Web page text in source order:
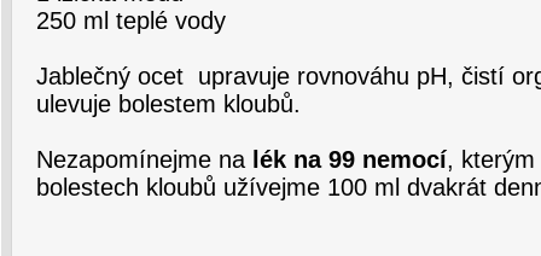
250 ml teplé vody
Jablečný ocet upravuje rovnováhu pH, čistí
ulevuje bolestem kloubů.
Nezapomínejme na lék na 99 nemocí,
bolestech kloubů užívejme 100 ml dvakrát